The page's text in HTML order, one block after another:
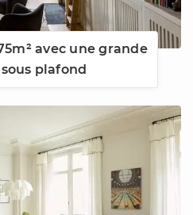
avec une grande
plafond